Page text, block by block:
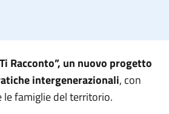
Racconto”, un nuovo progetto
intergenerazionali, con
le famiglie del territorio.